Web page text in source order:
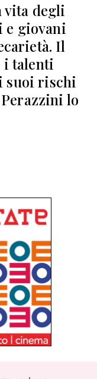
vita degli
giovani
Il
i talenti
suoi rischi
lo